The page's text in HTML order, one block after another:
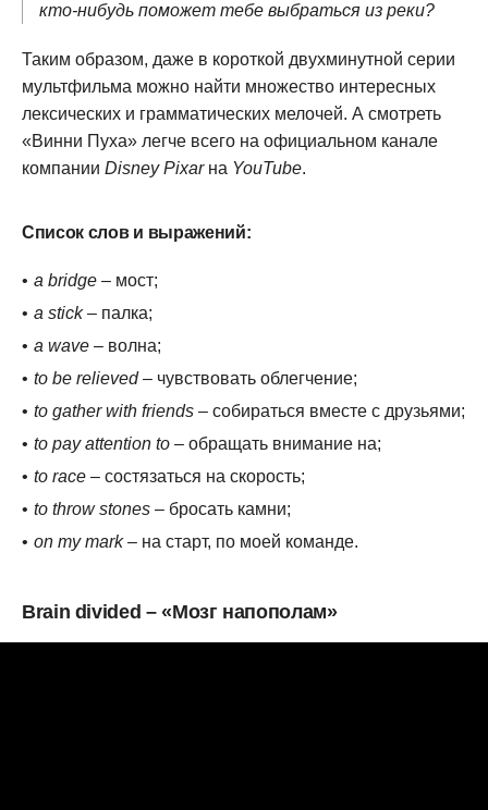
кто-нибудь поможет тебе выбраться из реки?
Таким образом, даже в короткой двухминутной серии
мультфильма можно найти множество интересных
лексических и грамматических мелочей. А смотреть
«Винни Пуха» легче всего на официальном канале
компании Disney Pixarна YouTube.
Список слов и выражений:
a bridge – мост;
a stick– палка;
a wave – волна;
to be relieved– чувствовать облегчение;
to gather with friends – собираться вместе с друзьями;
to pay attention to – обращать внимание на;
to race – состязаться на скорость;
to throw stones – бросать камни;
on my mark– на старт, по моей команде.
Brain divided – «Мозг напополам»